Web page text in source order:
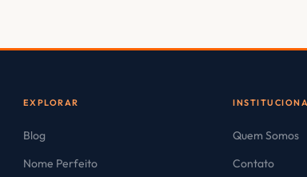
EXPLORAR
Blog
Nome Perfeito
Quem Somos
Contato